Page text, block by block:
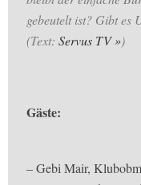
gebeutelt ist? Gibt es
(Text: Servus TV )
Gäste:
– Gebi Mair,